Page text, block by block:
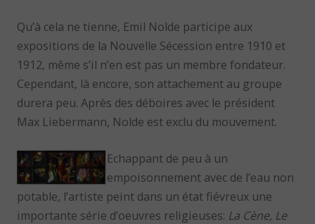
Qu’à cela ne tienne, Emil Nolde participe aux
expositions de la Nouvelle Sécession entre 1910 et
1912, même s’il n’en est pas un membre fondateur.
Cependant, là encore, son attachement au groupe
durera peu. Après des déboires avec le président
Max Liebermann, Nolde est exclu du mouvement.
Echappant de peu à un
empoisonnement avec de l’eau non
potable, l’artiste peint dans un état fiévreux une
importante série d’oeuvres religieuses: La Cène, Le